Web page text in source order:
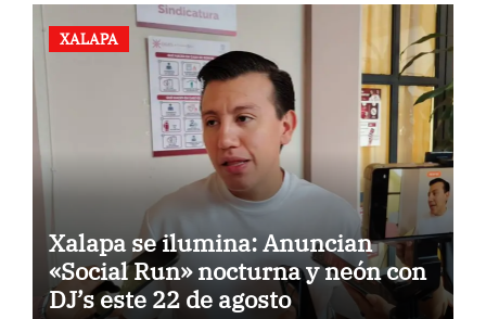
XALAPA
Xalapa se ilumina: Anuncian
«Social Run» nocturna y neón con
DJ’s este 22 de agosto